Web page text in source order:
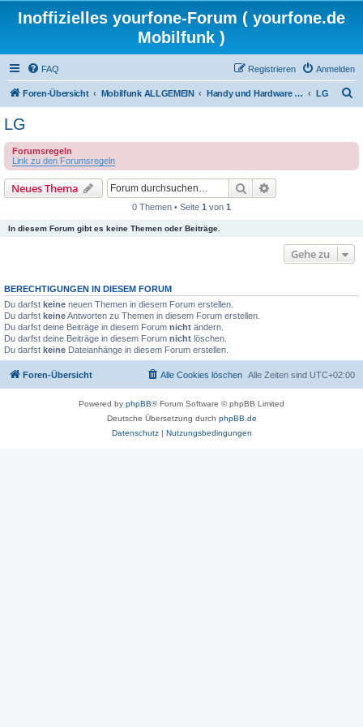
Inoffizielles yourfone-Forum ( yourfone.de
Mobilfunk )
FAQ Anmelden
Registrieren
Foren-Übersicht Mobilfunk ALLGEMEIN Handy und Hardware (Herstellerforen) LG
e
LG
Forumsregeln
Link zu den Forumsregeln
Neues Thema Suche
0 Themen • Seite 1 von 1
In diesem Forum gibt es keine Themen oder Beiträge.
Gehe zu
BERECHTIGUNGEN IN DIESEM FORUM
Du darfst keine neuen Themen in diesem Forum erstellen.
Du darfst keineAntworten zu Themen in diesem Forum erstellen.
Du darfst deine Beiträge in diesem Forum nicht ändern.
Du darfst deine Beiträge in diesem Forum nicht löschen.
Du darfst keine Dateianhänge in diesem Forum erstellen.
Foren-Übersicht Alle Zeiten sind UTC+02:00
Alle Cookies löschen
Powered by phpBB® Forum Software © phpBB Limited
Deutsche Übersetzung durch phpBB.de
Datenschutz| Nutzungsbedingungen